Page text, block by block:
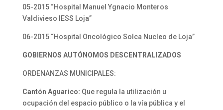
05-2015 “Hospital Manuel Ygnacio Monteros
Valdivieso IESS Loja”
06-2015 “Hospital Oncológico Solca Nucleo de Loja”
GOBIERNOS AUTÓNOMOS DESCENTRALIZADOS
ORDENANZAS MUNICIPALES:
Cantón Aguarico: Que regula la utilización u
ocupación del espacio público o la vía pública y el